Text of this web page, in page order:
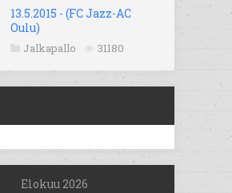
13.5.2015 - (FC Jazz-AC
Oulu)
Jalkapallo 31180
Elokuu 2026